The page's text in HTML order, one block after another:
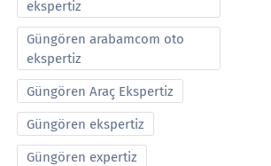
ekspertiz
Güngören arabamcom oto
ekspertiz
Güngören Araç Ekspertiz
Güngören ekspertiz
Güngören expertiz